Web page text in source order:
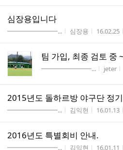
심장용입니다
게시판명
━━━━━━━━... 작성자
심장용 작성시간
16.02.25
팀 가입, 최종 검토 중 ~
게시판명
━━━━━━━━... 작성자
jeter
2015년도 돌하르방 야구단 정
게시판명
━━━━━━━━... 작성자
김익현 작성시간
16.01.13
2016년도 특별회비 안내.
게시판명
━━━━━━━━... 작성자
김익현 작성시간
16.01.11